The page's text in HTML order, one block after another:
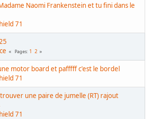
Naomi Frankenstein et tu fini dans le
71
Pages 1 2
motor board et pafffff c'est le bordel
71
une paire de jumelle (RT) rajout
71